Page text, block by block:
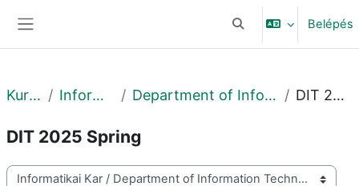
Keresési bemeneti
Belépés
Kurzusok Informatikai Kar Department of Information Technology DIT 2025 Spring
DIT 2025 Spring